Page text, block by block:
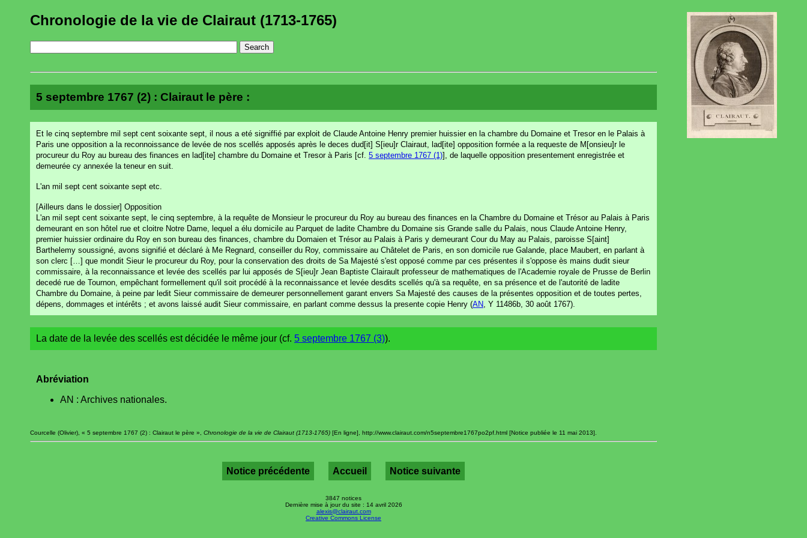
Chronologie de la vie de Clairaut (1713-1765)
5 septembre 1767 (2) : Clairaut le père :
Et le cinq septembre mil sept cent soixante sept, il nous a eté signiffié par exploit de Claude Antoine Henry premier huissier en la chambre du Domaine et Tresor en le Palais à
Paris une opposition a la reconnoissance de levée de nos scellés apposés après le deces dud[it] S[ieu]r Clairaut, lad[ite] opposition formée a la requeste de M[onsieu]r le
procureur du Roy au bureau des finances en lad[ite] chambre du Domaine et Tresor à Paris [cf. 5 septembre 1767 (1)], de laquelle opposition presentement enregistrée et
demeurée cy annexée la teneur en suit.
L'an mil sept cent soixante sept etc.
[Ailleurs dans le dossier] Opposition
L'an mil sept cent soixante sept, le cinq septembre, à la requête de Monsieur le procureur du Roy au bureau des finances en la Chambre du Domaine et Trésor au Palais à Paris
demeurant en son hôtel rue et cloitre Notre Dame, lequel a élu domicile au Parquet de ladite Chambre du Domaine sis Grande salle du Palais, nous Claude Antoine Henry,
premier huissier ordinaire du Roy en son bureau des finances, chambre du Domaien et Trésor au Palais à Paris y demeurant Cour du May au Palais, paroisse S[aint]
Barthelemy soussigné, avons signifié et déclaré à Me Regnard, conseiller du Roy, commissaire au Châtelet de Paris, en son domicile rue Galande, place Maubert, en parlant à
son clerc […] que mondit Sieur le procureur du Roy, pour la conservation des droits de Sa Majesté s'est opposé comme par ces présentes il s'oppose ès mains dudit sieur
commissaire, à la reconnaissance et levée des scellés par lui apposés de S[ieu]r Jean Baptiste Clairault professeur de mathematiques de l'Academie royale de Prusse de Berlin
decedé rue de Tournon, empêchant formellement qu'il soit procédé à la reconnaissance et levée desdits scellés qu'à sa requête, en sa présence et de l'autorité de ladite
Chambre du Domaine, à peine par ledit Sieur commissaire de demeurer personnellement garant envers Sa Majesté des causes de la présentes opposition et de toutes pertes,
dépens, dommages et intérêts ; et avons laissé audit Sieur commissaire, en parlant comme dessus la presente copie Henry (AN , Y 11486b, 30 août 1767).
La date de la levée des scellés est décidée le même jour (cf. 5 septembre 1767 (3)).
Abréviation
AN : Archives nationales.
Courcelle (Olivier), « 5 septembre 1767 (2) : Clairaut le père », Chronologie de la vie de Clairaut (1713-1765) [En ligne], http://www.clairaut.com/n5septembre1767po2pf.html [Notice publiée le 11 mai 2013].
Notice précédente Accueil Notice suivante
3847 notices
Dernière mise à jour du site : 14 avril 2026
alexis@clairaut.com
Creative Commons License